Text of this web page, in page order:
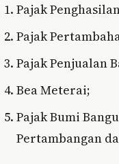
Pajak
Pajak
Pajak Penjualan
Bea Meterai;
Pajak Bumi
Pertambangan